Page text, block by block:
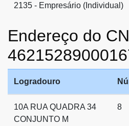
2135 - Empresário (Individual)
Endereço do
Logradouro
10A RUA QUADRA 34
CONJUNTO M
8